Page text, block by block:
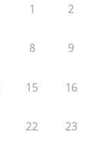
1 2
8 9
15 16
22 23